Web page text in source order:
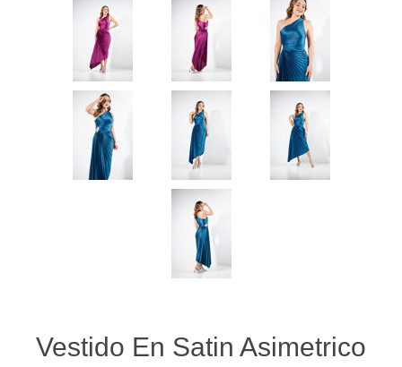
Vestido En Satin Asimetrico